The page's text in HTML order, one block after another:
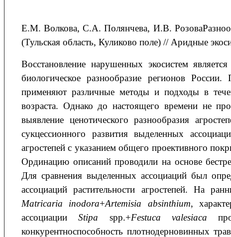
Е.М. Волкова, С.А. Полянчева, И.В.
(Тульская область, Куликово поле) // Аридные
Восстановление нарушенных экосистем
биологическое разнообразие регионов
применяют различные методы и подходы в
возраста. Однако до настоящего времени не
выявление ценотического разнообразия
сукцессионного развития выделенных
агростепей с указанием общего проективного
Ординацию описаний проводили на основе
Для сравнения выделенных ассоциаций был
ассоциаций растительности агростепей. На
Matricaria inodora+Artemisia absinthium,
ассоциацииStipa spp.+Festuca valesiaca
конкурентноспособность плотнодерновинных